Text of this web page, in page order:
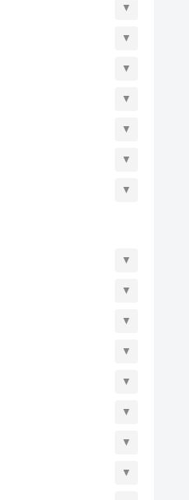
▼
▼
▼
▼
▼
▼
▼
▼
▼
▼
▼
▼
▼
▼
▼